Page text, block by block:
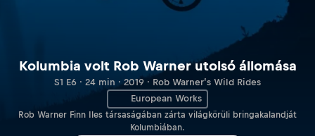
Kolumbia volt Rob Warner utolsó állomása
S1 E6 · 24 min · 2019 · Rob Warner’s Wild Rides
European Works
Rob Warner Finn Iles társaságában zárta világkörüli bringakalandját
Kolumbiában.